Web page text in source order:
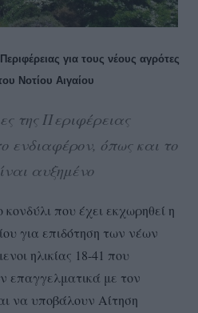
για τους νέους αγρότες
Νοτίου Αιγαίου
της Περιφέρειας
ενδιαφέρον, όπως και το
αυξημένο
που έχει εκχωρηθεί η
για επιδότηση των νέων
ηλικίας 18-41 που
επαγγελματικά με τον
να υποβάλουν Αίτηση